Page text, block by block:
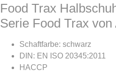
Food Trax
Serie Food Trax von
Schaftfarbe: schwarz
DIN: EN ISO 20345:2011
HACCP